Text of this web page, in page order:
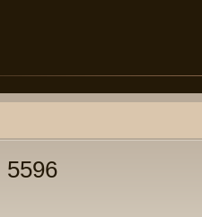
5596